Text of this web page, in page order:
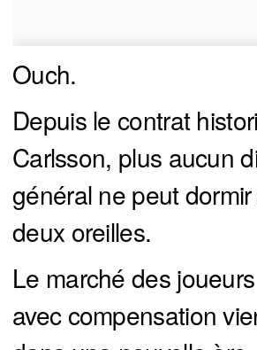
Ouch.
Depuis le contrat
Carlsson, plus aucun
général ne peut
deux oreilles.
Le marché des
avec compensation